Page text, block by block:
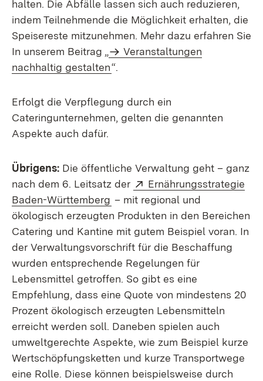
halten. Die Abfälle lassen sich auch reduzieren,
indem Teilnehmende die Möglichkeit erhalten, die
Speisereste mitzunehmen. Mehr dazu erfahren Sie
In unserem Beitrag „
Veranstaltungen
nachhaltig gestalten“.
Erfolgt die Verpflegung durch ein
Cateringunternehmen, gelten die genannten
Aspekte auch dafür.
Übrigens: Die öffentliche Verwaltung geht – ganz
nach dem 6. Leitsatz der
Extern:
Ernährungsstrategie
Baden-Württemberg (Öffnet in neuem Fenster)
– mit regional und
ökologisch erzeugten Produkten in den Bereichen
Catering und Kantine mit gutem Beispiel voran. In
der Verwaltungsvorschrift für die Beschaffung
wurden entsprechende Regelungen für
Lebensmittel getroffen. So gibt es eine
Empfehlung, dass eine Quote von mindestens 20
Prozent ökologisch erzeugten Lebensmitteln
erreicht werden soll. Daneben spielen auch
umweltgerechte Aspekte, wie zum Beispiel kurze
Wertschöpfungsketten und kurze Transportwege
eine Rolle. Diese können beispielsweise durch